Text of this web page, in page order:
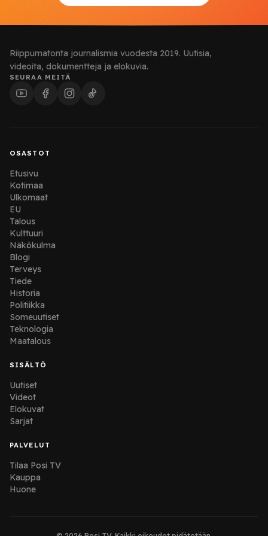
Riippumatonta journalismia vuodesta 2019. Uutisia,
videoita, dokumentteja ja elokuvia.
SEURAA MEITÄ
OSASTOT
Etusivu
Kotimaa
Ulkomaat
EU
Talous
Kulttuuri
Näkökulma
Blogi
Terveys
Tiede
Historia
Politiikka
Someuutiset
Teknologia
Maatalous
SISÄLTÖ
Uutiset
Videot
Elokuvat
Sarjat
PALVELUT
Tilaa Posi TV
Kauppa
Huone